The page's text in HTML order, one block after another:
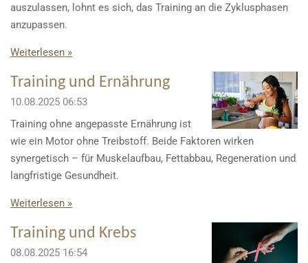
auszulassen, lohnt es sich, das Training an die Zyklusphasen
anzupassen.
Weiterlesen »
Training und Ernährung
10.08.2025 06:53
Training ohne angepasste Ernährung ist
wie ein Motor ohne Treibstoff. Beide Faktoren wirken
synergetisch – für Muskelaufbau, Fettabbau, Regeneration und
langfristige Gesundheit.
Weiterlesen »
Training und Krebs
08.08.2025 16:54